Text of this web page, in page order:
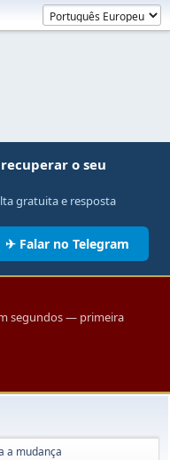
o seu
gratuita e resposta
✈ Falar no Telegram
segundos — primeira
a mudança